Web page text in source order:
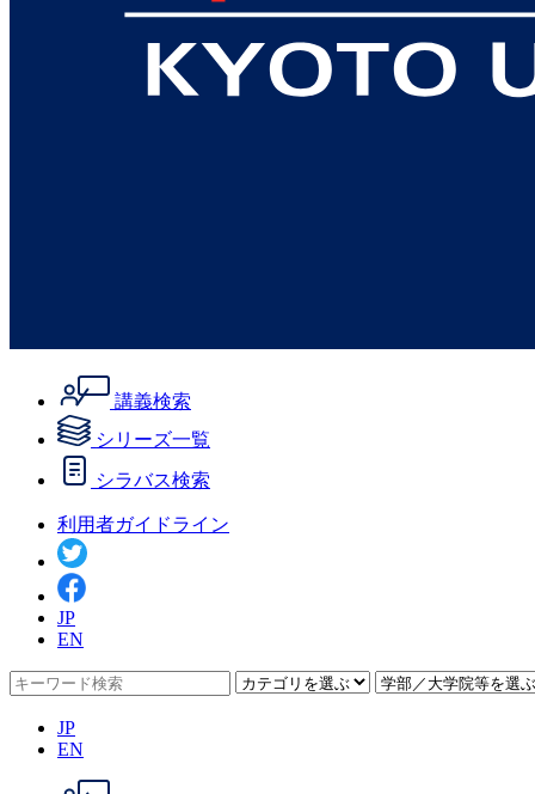
講義検索
シリーズ一覧
シラバス検索
利用者ガイドライン
JP
EN
JP
EN